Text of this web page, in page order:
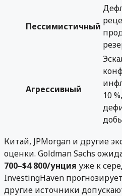
Пессимистичный
Агрессивный
10 %,
Китай, JPMorgan и другие
оценки. Goldman Sachs
700–$4 800/унция уже к
InvestingHaven прогнозирует
другие источники